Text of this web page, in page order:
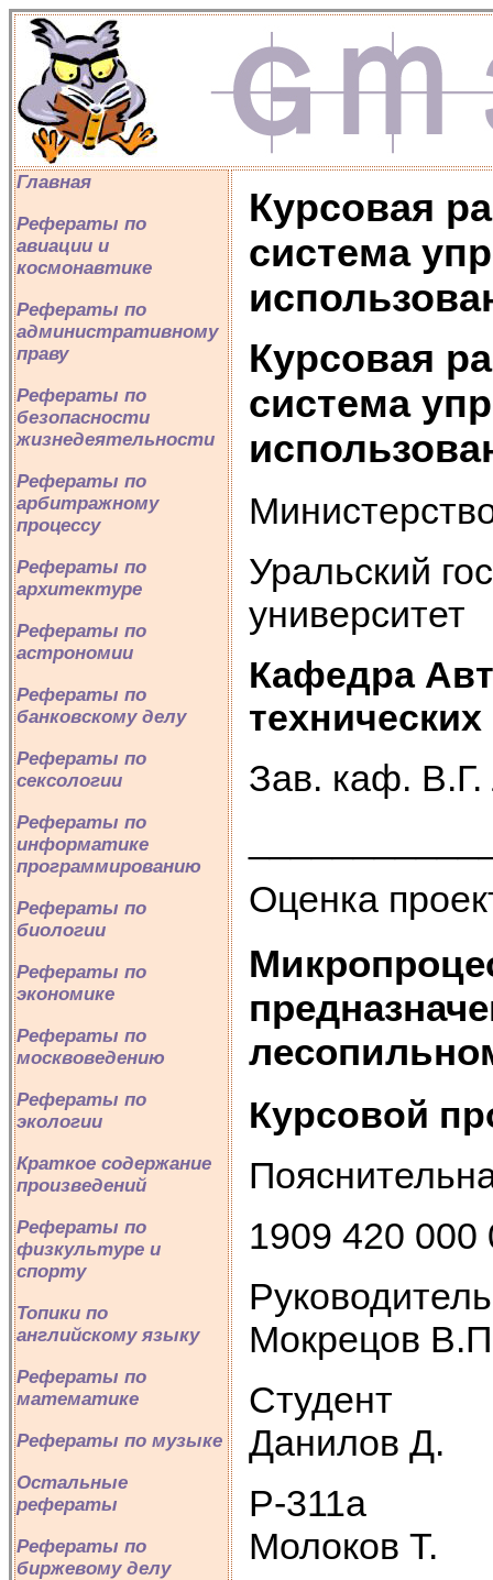
Главная
Рефераты по
авиации и
космонавтике
Рефераты по
административному
праву
Рефераты по
безопасности
жизнедеятельности
Рефераты по
арбитражному
процессу
Рефераты по
архитектуре
Рефераты по
астрономии
Рефераты по
банковскому делу
Рефераты по
сексологии
Рефераты по
информатике
программированию
Рефераты по
биологии
Рефераты по
экономике
Рефераты по
москвоведению
Рефераты по
экологии
Краткое содержание
произведений
Рефераты по
физкультуре и
спорту
Топики по
английскому языку
Рефераты по
математике
Рефераты по музыке
Остальные
рефераты
Рефераты по
биржевому делу
Курсовая
система
Курсовая
система
Уральский
университет
Кафедра
Зав. каф. В.Г.
Оценка
Курсовой
1909 420
Мокрецов
Данилов Д.
Молоков Т.